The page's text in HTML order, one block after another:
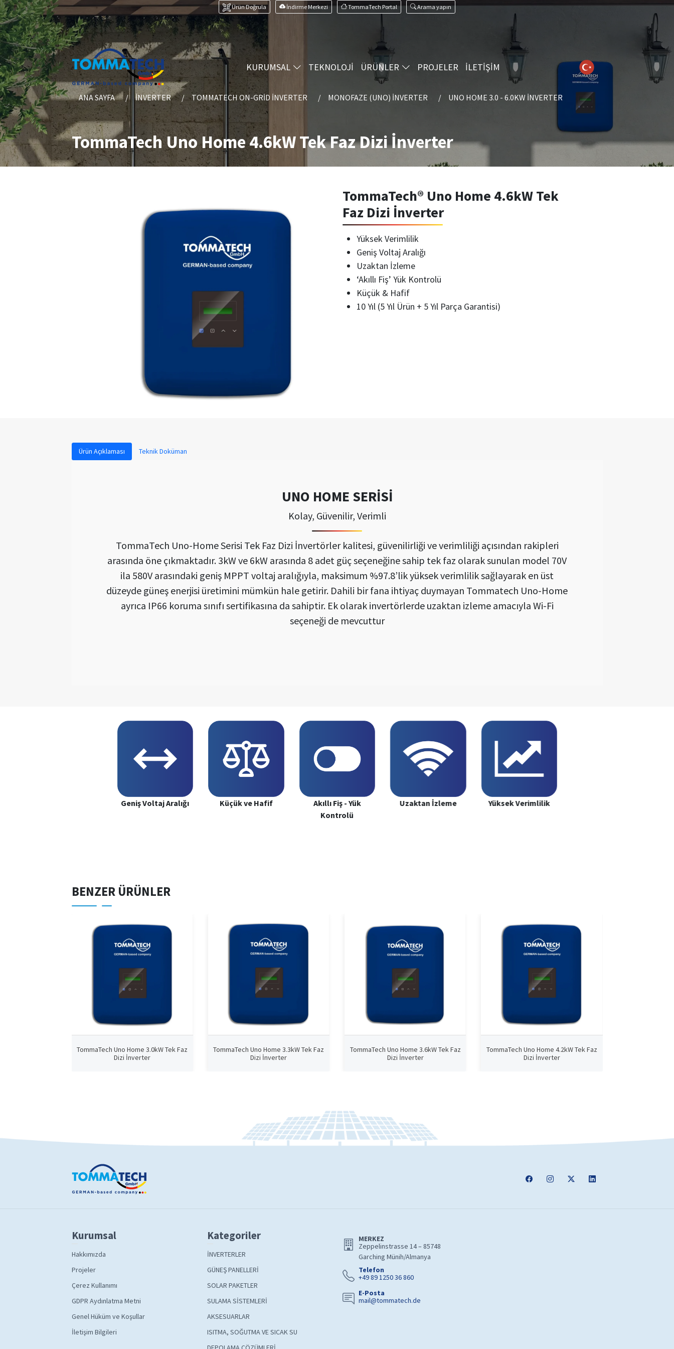
Ürün Doğrula İndirme Merkezi TommaTech Portal Arama yapın
KURUMSAL TEKNOLOJİ ÜRÜNLER PROJELER İLETİŞİM
ANA SAYFA İNVERTER TOMMATECH ON-GRID İNVERTER MONOFAZE (UNO) İNVERTER UNO HOME 3.0 - 6.0KW İNVERTER
TommaTech Uno Home 4.6kW Tek Faz Dizi İnverter
TommaTech® Uno Home 4.6kW Tek
Faz Dizi İnverter
Yüksek Verimlilik
Geniş Voltaj Aralığı
Uzaktan İzleme
‘Akıllı Fiş’ Yük Kontrolü
Küçük & Hafif
10 Yıl (5 Yıl Ürün + 5 Yıl Parça Garantisi)
Ürün Açıklaması Teknik Doküman
UNO HOME SERİSİ
Kolay, Güvenilir, Verimli
TommaTech Uno-Home Serisi Tek Faz Dizi İnvertörler kalitesi, güvenilirliği ve verimliliği açısından rakipleri
arasında öne çıkmaktadır. 3kW ve 6kW arasında 8 adet güç seçeneğine sahip tek faz olarak sunulan model 70V
ila 580V arasındaki geniş MPPT voltaj aralığıyla, maksimum %97.8’lik yüksek verimlilik sağlayarak en üst
düzeyde güneş enerjisi üretimini mümkün hale getirir. Dahili bir fana ihtiyaç duymayan Tommatech Uno-Home
ayrıca IP66 koruma sınıfı sertifikasına da sahiptir. Ek olarak invertörlerde uzaktan izleme amacıyla Wi-Fi
seçeneği de mevcuttur
Geniş Voltaj Aralığı Küçük ve Hafif
Akıllı Fiş - Yük
Kontrolü
Uzaktan İzleme Yüksek Verimlilik
BENZER ÜRÜNLER
TommaTech Uno Home 3.0kW Tek Faz
Dizi İnverter
TommaTech Uno Home 3.3kW Tek Faz
Dizi İnverter
TommaTech Uno Home 3.6kW Tek Faz
Dizi İnverter
TommaTech Uno Home 4.2kW Tek Faz
Dizi İnverter
Kurumsal
Hakkımızda
Projeler
Çerez Kullanımı
GDPR Aydınlatma Metni
Genel Hüküm ve Koşullar
İletişim Bilgileri
Kategoriler
İNVERTERLER
GÜNEŞ PANELLERİ
SOLAR PAKETLER
SULAMA SİSTEMLERİ
AKSESUARLAR
ISITMA, SOĞUTMA VE SICAK SU
MERKEZ
Zeppelinstrasse 14 – 85748
Garching Münih/Almanya
Telefon
+49 89 1250 36 860
E-Posta
mail@tommatech.de